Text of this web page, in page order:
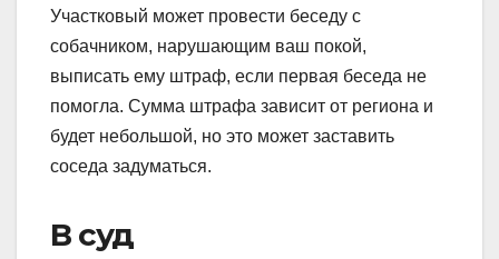
Участковый может провести беседу с
собачником, нарушающим ваш покой,
выписать ему штраф, если первая беседа не
помогла. Сумма штрафа зависит от региона и
будет небольшой, но это может заставить
соседа задуматься.
В суд